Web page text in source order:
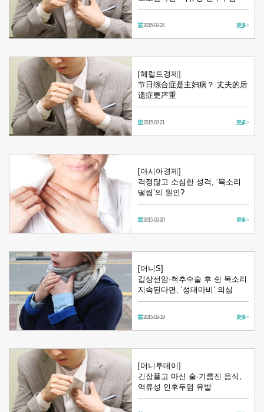
2015-02-24 更多 >
[헤럴드경제]
节日综合症是主妇病？ 丈夫的后
遗症更严重
2015-02-21 更多 >
[아시아경제]
걱정많고 소심한 성격, ‘목소리
떨림’의 원인?
2015-02-20 更多 >
[머니S]
갑상선암·척추수술 후 쉰 목소리
지속된다면, ‘성대마비’ 의심
2015-02-19 更多 >
[머니투데이]
긴장풀고 마신 술·기름진 음식,
역류성 인후두염 유발